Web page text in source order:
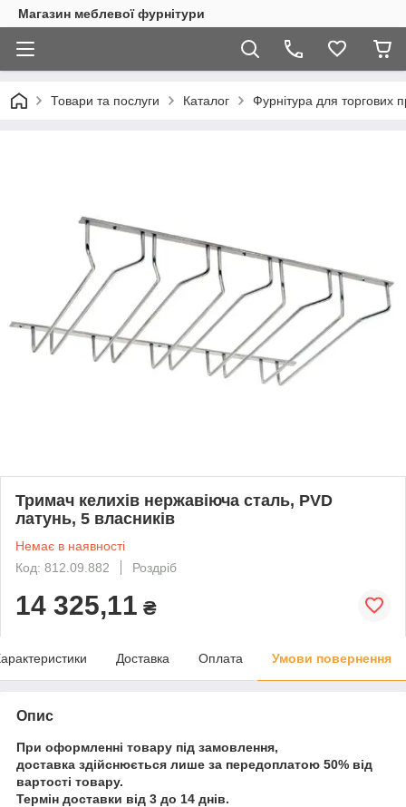
Магазин меблевої фурнітури
Товари та послуги Каталог Фурнітура для торгових
Тримач келихів нержавіюча сталь, PVD
латунь, 5 власників
Немає в наявності
Код: 812.09.882
Роздріб
14 325,11 ₴
Доставка Оплата Умови повернення
Опис
При оформленні товару під замовлення,
доставка здійснюється лише за передоплатою 50% від
вартості товару.
Термін доставки від 3 до 14 днів.